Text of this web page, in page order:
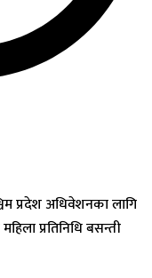
प्रदेश अधिवेशनका लागि
प्रतिनिधि बसन्ती